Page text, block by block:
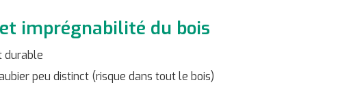
imprégnabilité du bois
durable
peu distinct (risque dans tout le bois)